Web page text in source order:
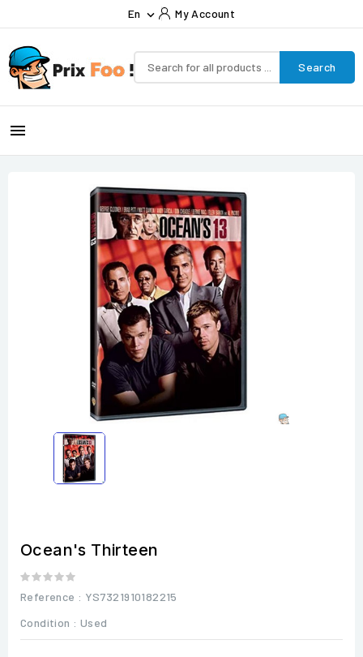
En  My Account
Search

Ocean's Thirteen
Reference : YS7321910182215
Condition : Used